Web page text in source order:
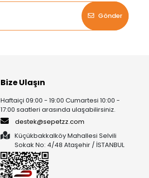
Gönder
Bize Ulaşın
Haftaiçi 09:00 - 19:00 Cumartesi 10:00 -
17:00 saatleri arasında ulaşabilirsiniz.
destek@sepetzz.com
Küçükbakkalköy Mahallesi Selvili
Sokak No: 4/48 Ataşehir / İSTANBUL